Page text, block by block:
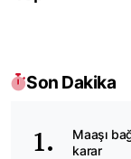
Son Dakika
Maaşı
karar